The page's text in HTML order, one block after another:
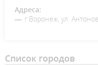
Адреса:
г.Воронеж, ул.
Список городов